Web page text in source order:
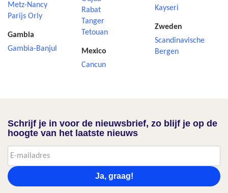
Metz-Nancy
Parijs Orly
Gambia
Gambia-Banjul
Rabat
Tanger
Tetouan
Mexico
Cancun
Kayseri
Zweden
Scandinavische
Bergen
Schrijf je in voor de nieuwsbrief, zo blijf je op de
hoogte van het laatste nieuws
Ja, graag!